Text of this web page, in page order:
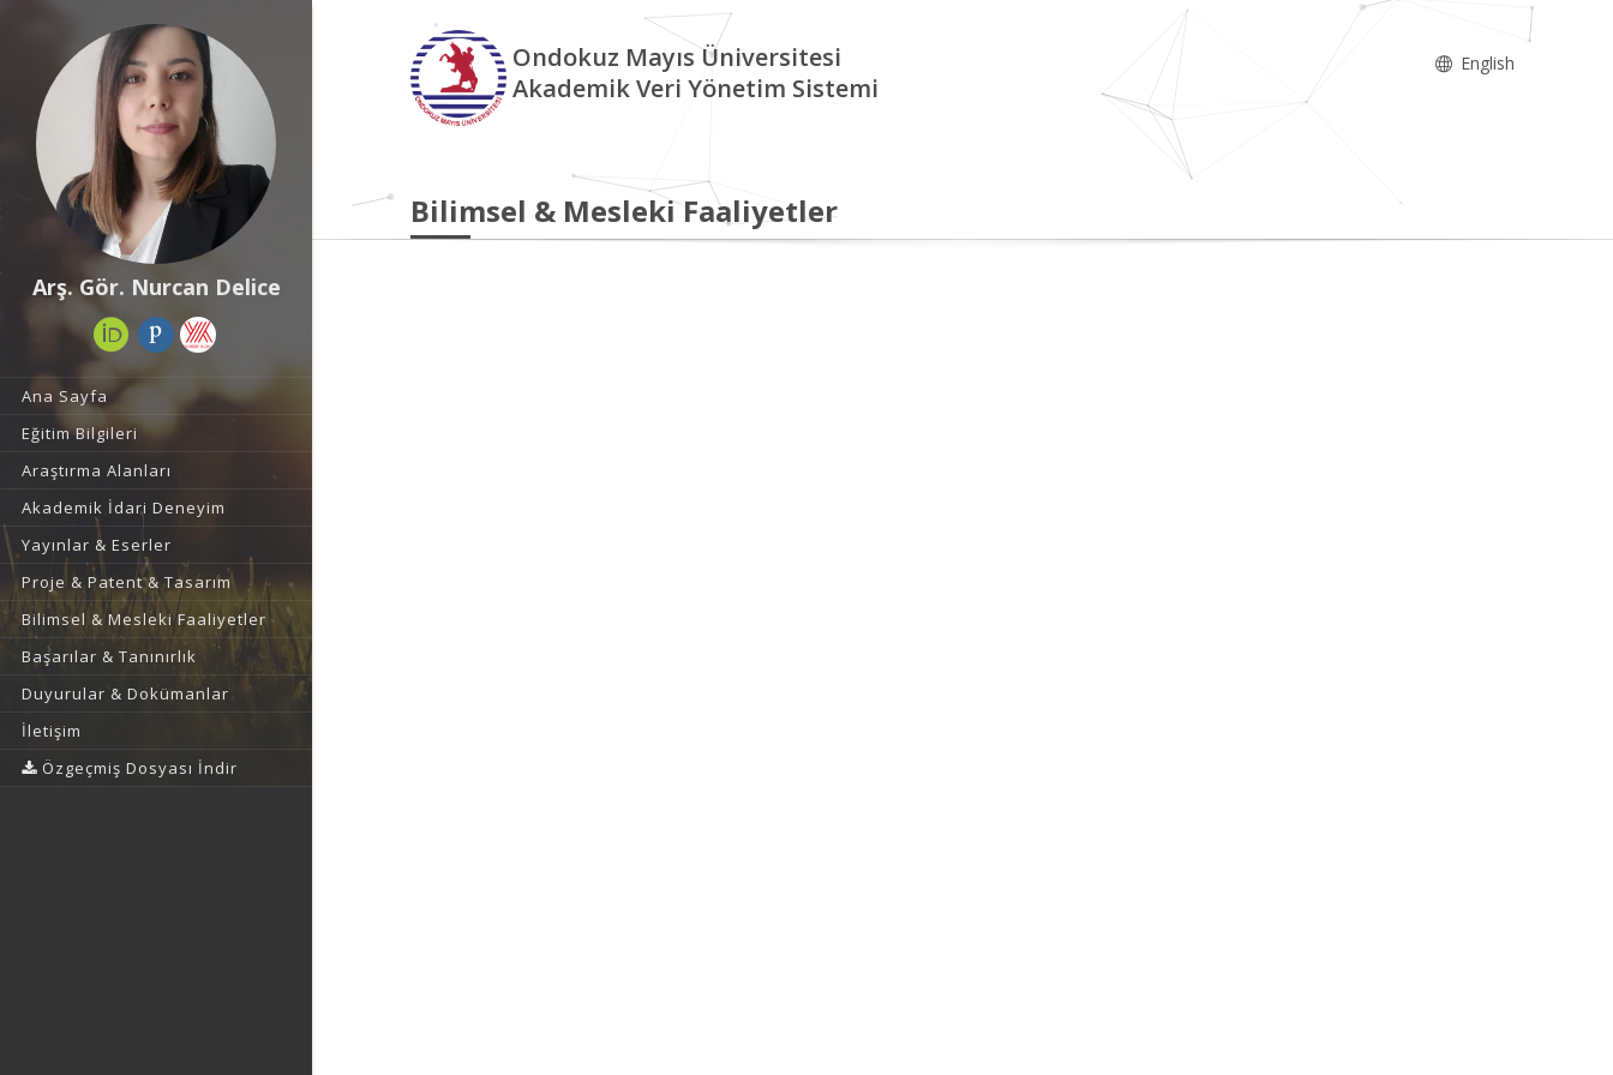
Arş. Gör. Nurcan Delice
Ana Sayfa
Eğitim Bilgileri
Araştırma Alanları
Akademik İdari Deneyim
Yayınlar & Eserler
Proje & Patent & Tasarım
Bilimsel & Mesleki Faaliyetler
Başarılar & Tanınırlık
Duyurular & Dokümanlar
İletişim
Özgeçmiş Dosyası İndir
Ondokuz Mayıs Üniversitesi
Akademik Veri Yönetim Sistemi
English
Bilimsel & Mesleki Faaliyetler